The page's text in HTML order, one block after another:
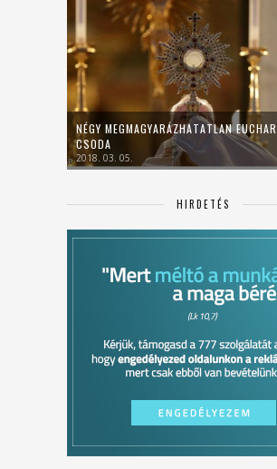
NÉGY MEGMAGYARÁZHATATLAN
CSODA
2018. 03. 05.
HIRDETÉS